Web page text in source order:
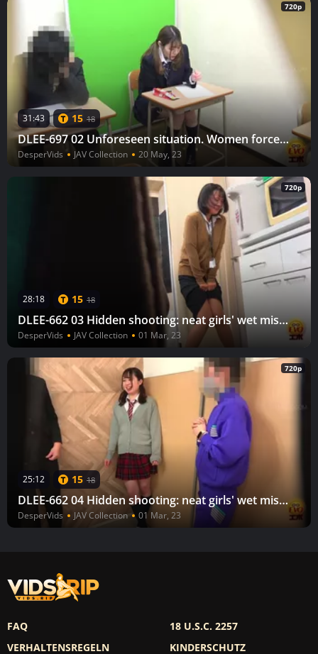
720p
31:43 15 18
DLEE-697 02 Unforeseen situation. Women forced to wet themselves after being held from going to the toilet
DesperVids JAV Collection 20 May, 23
720p
28:18 15 18
DLEE-662 03 Hidden shooting: neat girls' wet mistakes. Out of place urination leakage
DesperVids JAV Collection 01 Mar, 23
720p
25:12 15 18
DLEE-662 04 Hidden shooting: neat girls' wet mistakes. Out of place urination leakage
DesperVids JAV Collection 01 Mar, 23
FAQ
VERHALTENSREGELN
18 U.S.C. 2257
KINDERSCHUTZ